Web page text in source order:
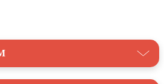
mùi bằng than hoạt tính, giúp
lắp đặt và điều chỉnh hướng